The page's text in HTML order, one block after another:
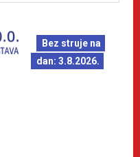
Bez struje na
dan: 3.8.2026.